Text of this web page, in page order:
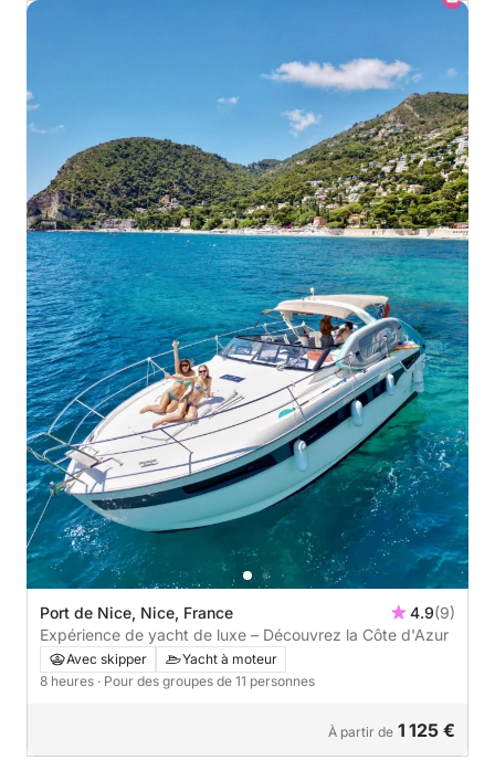
Port de Nice, Nice, France 4.9(9)
Expérience de yacht de luxe – Découvrez la Côte d'Azur
Avec skipper
Yacht à moteur
8 heures · Pour des groupes de 11 personnes
À partir de 1 125 €